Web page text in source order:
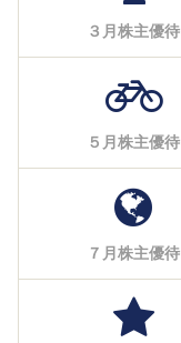
３月株主優待
５月株主優待
７月株主優待